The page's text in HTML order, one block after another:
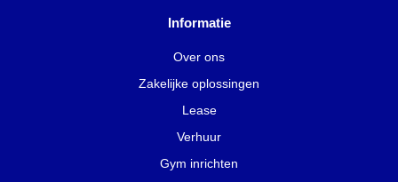
Informatie
Over ons
Zakelijke oplossingen
Lease
Verhuur
Gym inrichten